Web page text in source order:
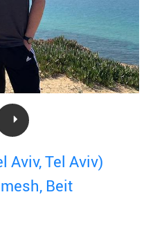
Aviv, Tel Aviv)
Beit